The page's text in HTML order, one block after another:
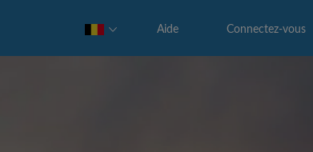
Connectez-vous
Aide